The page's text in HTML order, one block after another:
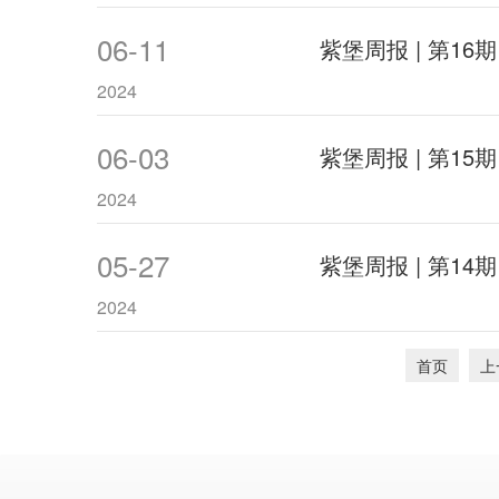
06-11
2024
紫堡周报 | 第16期
06-03
2024
紫堡周报 | 第15期
05-27
2024
紫堡周报 | 第14期
首页